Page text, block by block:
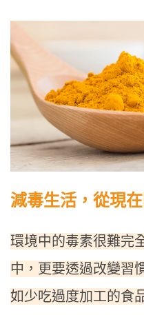
減毒生活，從現
環境中的毒素很難完
中，更要透過改變習
如少吃過度加工的食